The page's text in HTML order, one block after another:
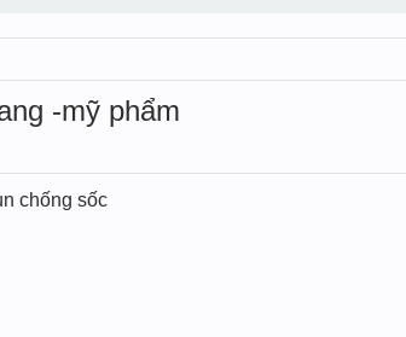
-mỹ phẩm
chống sốc